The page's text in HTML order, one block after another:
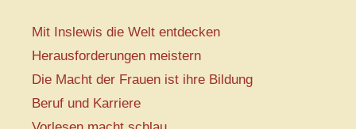
Mit Inslewis die Welt entdecken
Herausforderungen meistern
Die Macht der Frauen ist ihre Bildung
Beruf und Karriere